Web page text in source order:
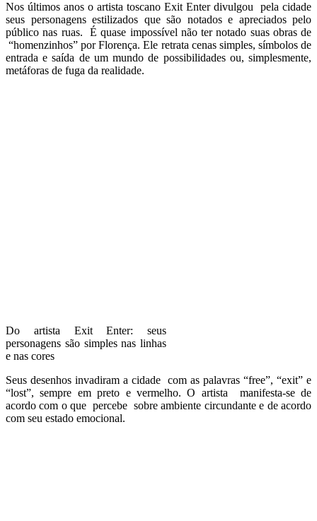
Nos últimos anos o artista toscano Exit Enter divulgou pela cidade
seus personagens estilizados que são notados e apreciados pelo
público nas ruas. É quase impossível não ter notado suas obras de
“homenzinhos” por Florença. Ele retrata cenas simples, símbolos de
entrada e saída de um mundo de possibilidades ou, simplesmente,
metáforas de fuga da realidade.
Do artista Exit Enter: seus
personagens são simples nas linhas
e nas cores
Seus desenhos invadiram a cidade com as palavras “free”, “exit” e
“lost”, sempre em preto e vermelho. O artista manifesta-se de
acordo com o que percebe sobre ambiente circundante e de acordo
com seu estado emocional.